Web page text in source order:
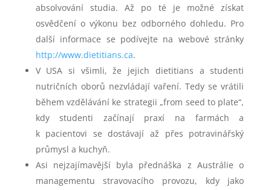
absolvování studia. Až po té je možné získat
osvědčení o výkonu bez odborného dohledu. Pro
další informace se podívejte na webové stránky
http://www.dietitians.ca.
V USA si všimli, že jejich dietitians a studenti
nutričních oborů nezvládají vaření. Tedy se vrátili
během vzdělávání ke strategii „from seed to plate“,
kdy studenti začínají praxí na farmách a
k pacientovi se dostávají až přes potravinářský
průmysl a kuchyň.
Asi nejzajímavější byla přednáška z Austrálie o
managementu stravovacího provozu, kdy jako